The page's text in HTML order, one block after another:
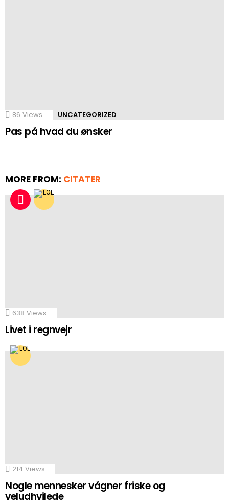
86 Views UNCATEGORIZED
Pas på hvad du ønsker
MORE FROM: CITATER
638 Views
Livet i regnvejr
214 Views
Nogle mennesker vågner friske og
veludhvilede